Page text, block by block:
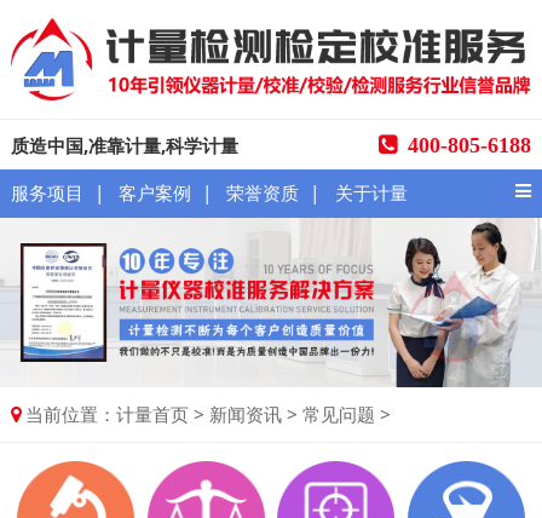
质造中国,准靠计量,科学计量 400-805-6188
服务项目 | 客户案例 | 荣誉资质 | 关于计量
当前位置：计量首页 > 新闻资讯 >常见问题 >